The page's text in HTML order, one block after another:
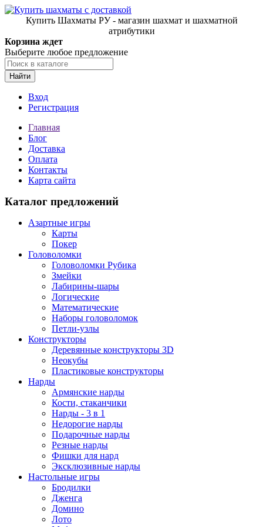
Купить Шахматы РУ - магазин шахмат и шахматной
атрибутики
Корзина ждет
Выберите любое предложение
Найти
Вход
Регистрация
Главная
Блог
Доставка
Оплата
Контакты
Карта сайта
Каталог предложений
Азартные игры
Карты
Покер
Головоломки
Головоломки Рубика
Змейки
Лабирины-шары
Логические
Математические
Наборы головоломок
Петли-узлы
Конструкторы
Деревянные конструкторы 3D
Неокубы
Пластиковые конструкторы
Нарды
Армянские нарды
Кости, стаканчики
Нарды - 3 в 1
Недорогие нарды
Подарочные нарды
Резные нарды
Фишки для нард
Эксклюзивные нарды
Настольные игры
Бродилки
Дженга
Домино
Лото